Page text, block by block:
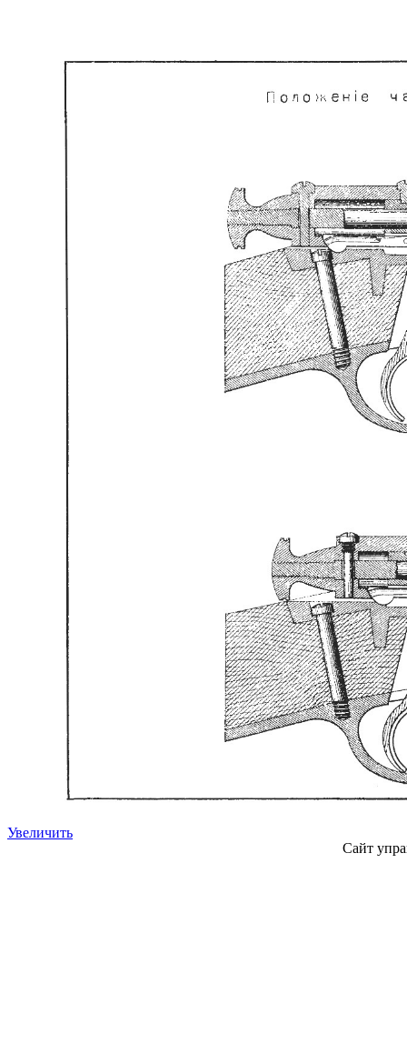
Увеличить
Сайт